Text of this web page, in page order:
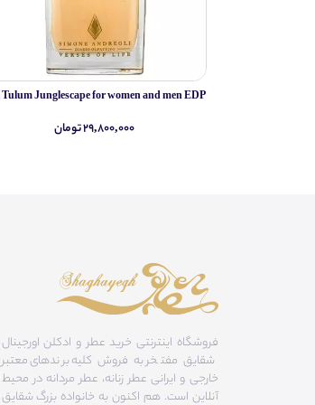
۲۹,۸۰۰,۰۰۰ تومان
فروشگاه اینترنتی خرید عطر و ادکلن اورجینال
شقایق مفتخر به فروش کلیه برندهای معتبر
خارجی و ایرانی عطر زنانه، عطر مردانه در محیط
آنلاین است. هم‌ اکنون به خانواده بزرگ شقایق